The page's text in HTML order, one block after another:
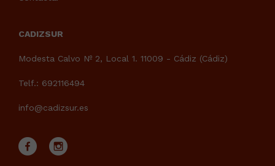
CADIZSUR
Modesta Calvo Nº 2, Local 1. 11009 - Cádiz (Cádiz)
Telf.: 692116494
info@cadizsur.es